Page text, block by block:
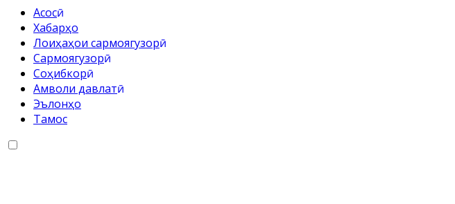
Асосӣ
Хабарҳо
Лоиҳаҳои сармоягузорӣ
Cармоягузорӣ
Соҳибкорӣ
Амволи давлатӣ
Эълонҳо
Тамос